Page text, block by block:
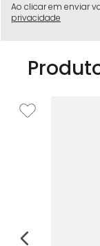
Ao clicar em enviar
privacidade